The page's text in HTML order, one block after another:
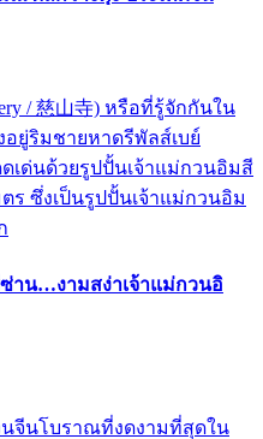
/ 慈山寺) หรือที่รู้จักกันใน
ยู่ริมชายหาดรีพัลส์เบย์
ดเด่นด้วยรูปปั้นเจ้าแม่กวนอิมสี
ร ซึ่งเป็นรูปปั้นเจ้าแม่กวนอิม
ซ่าน…งามสง่าเจ้าแม่กวนอิ
จีนโบราณที่งดงามที่สุดใน